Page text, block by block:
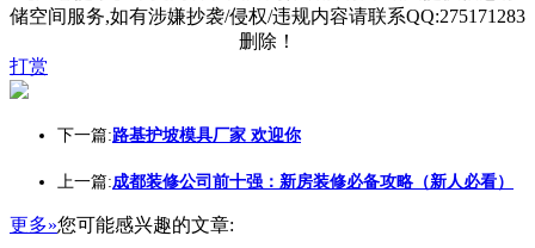
储空间服务,如有涉嫌抄袭/侵权/违规内容请联系QQ:275171283
删除！
打赏
下一篇:路基护坡模具厂家 欢迎你
上一篇:成都装修公司前十强：新房装修必备攻略（新人必看）
更多»您可能感兴趣的文章: